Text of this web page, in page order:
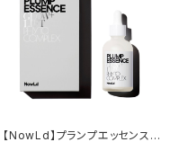
【NowLd】プランプエッセンス